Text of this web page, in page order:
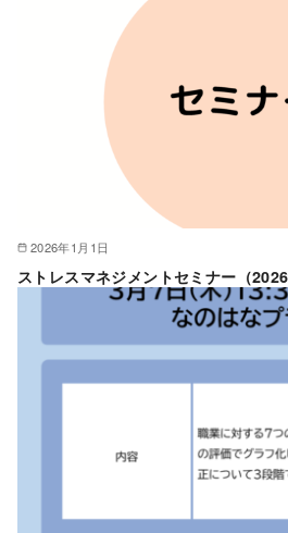
2026年1月1日
ストレスマネジメントセミナー（